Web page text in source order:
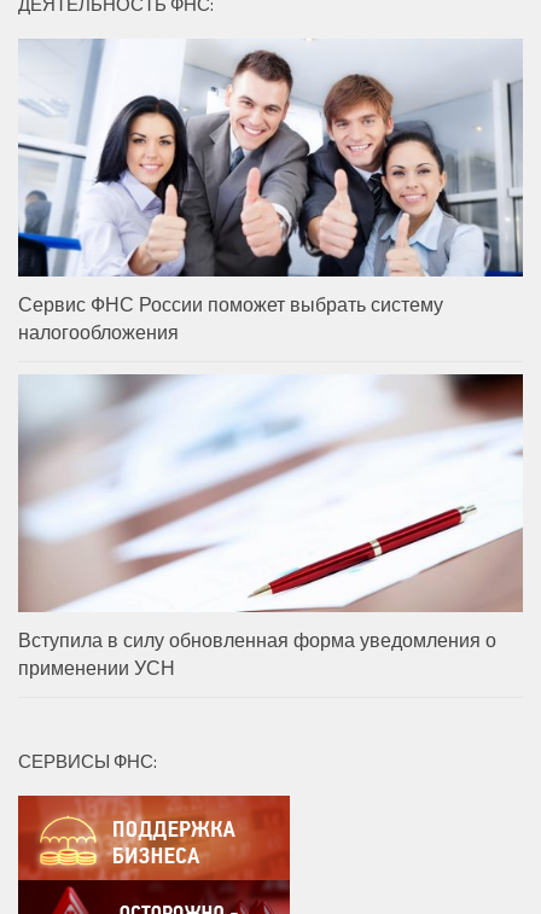
Сервис ФНС России поможет выбрать систему
налогообложения
Вступила в силу обновленная форма уведомления о
применении УСН
СЕРВИСЫ ФНС: